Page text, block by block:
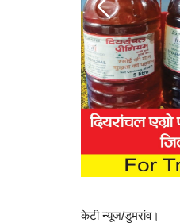
केटी न्यूज/डुमरांव।